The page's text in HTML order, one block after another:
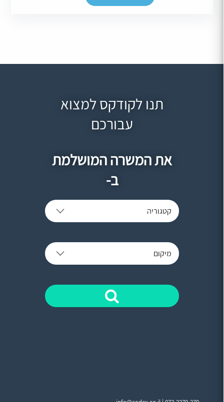
תנו לקודקס למצוא
עבורכם
את המשרה המושלמת
ב-
קטגוריה
מיקום